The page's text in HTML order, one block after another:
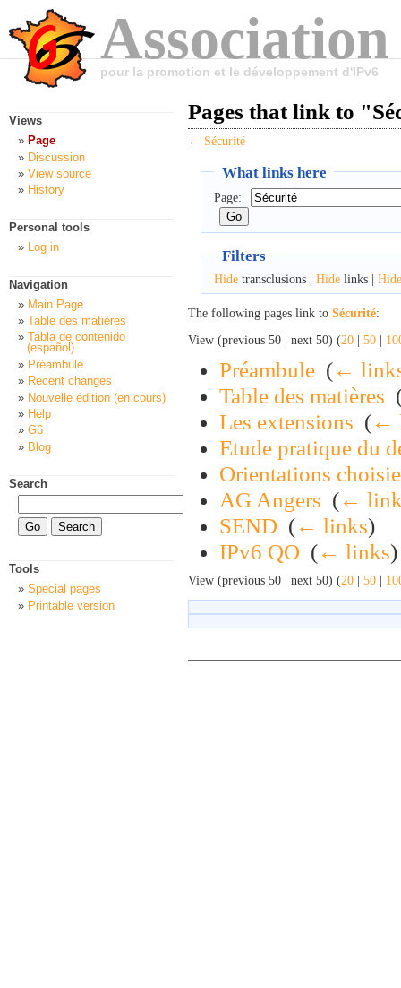
pour la promotion et le développement d'IPv6
Pages that link to
← Sécurité
What links here
Page:
Filters
Hidetransclusions | Hidelinks | Hide
The following pages link to Sécurité:
View (previous 50 | next 50) (20 | 50 |
Préambule (←
Table des matières
Les extensions (←
Etude pratique du
Orientations
AG Angers (←
SEND (← links)
IPv6 QO (← links)
View (previous 50 | next 50) (20 | 50 |
Views
Page
Discussion
View source
History
Personal tools
Log in
Navigation
Main Page
Table des matières
Tabla de contenido
(español)
Préambule
Recent changes
Nouvelle édition (en cours)
Help
G6
Blog
Search
Tools
Special pages
Printable version